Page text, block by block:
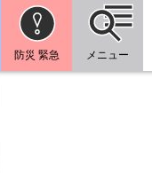
防災 緊急 メニュー